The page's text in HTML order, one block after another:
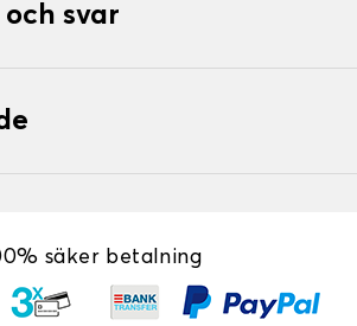
och svar
säker betalning